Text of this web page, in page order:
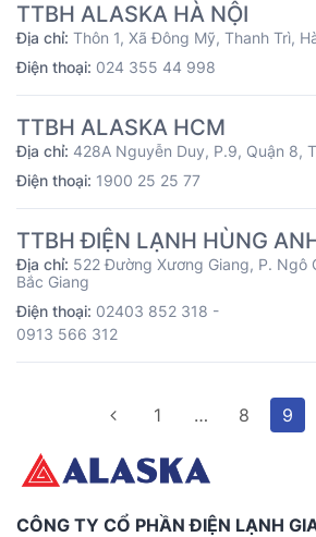
TTBH ALASKA HÀ NỘI
Địa chỉ: Thôn 1, Xã Đông Mỹ, Thanh Trì,
Điện thoại: 024 355 44 998
TTBH ALASKA HCM
Địa chỉ: 428A Nguyễn Duy, P.9, Quận 8,
Điện thoại: 1900 25 25 77
TTBH ĐIỆN LẠNH HÙNG
Địa chỉ: 522 Đường Xương Giang, P. Ngô
Bắc Giang
Điện thoại: 02403 852 318 -
0913 566 312
1 … 8 9
CÔNG TY CỔ PHẦN ĐIỆN LẠNH